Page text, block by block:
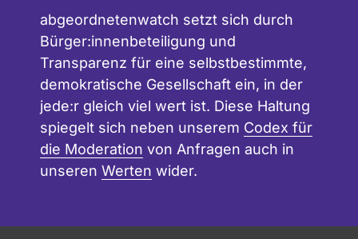
abgeordnetenwatch setzt sich durch
Bürger:innenbeteiligung und
Transparenz für eine selbstbestimmte,
demokratische Gesellschaft ein, in der
jede:r gleich viel wert ist. Diese Haltung
spiegelt sich neben unserem Codex für
die Moderation von Anfragen auch in
unseren Werten wider.